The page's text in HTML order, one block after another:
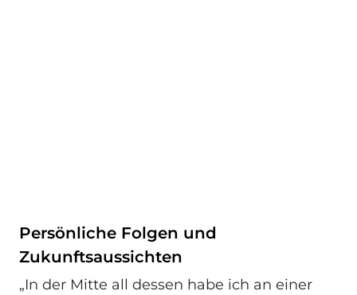
Persönliche Folgen und
Zukunftsaussichten
„In der Mitte all dessen habe ich an einer